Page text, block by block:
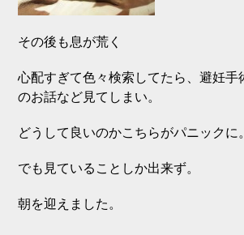
その後も息が荒く
心配すぎて色々検索してたら、避妊手
のお話など見てしまい。
どうして良いのかこちらがパニックに。
でも見ていることしか出来ず。
朝を迎えました。